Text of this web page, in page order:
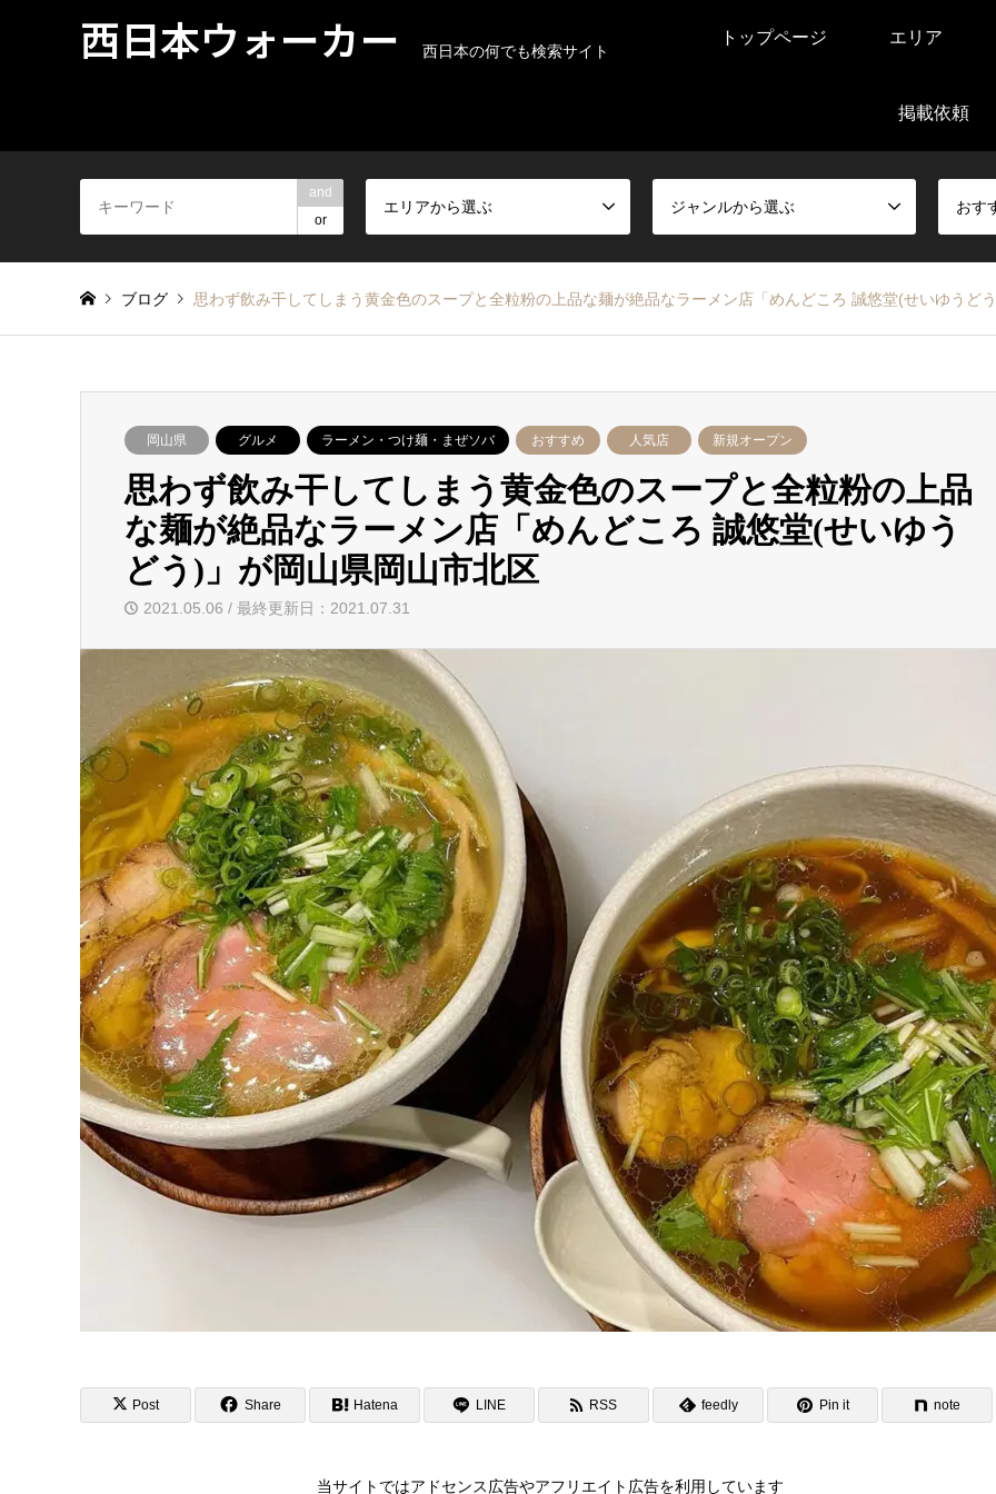
西日本ウォーカー 西日本の何でも検索サイト
トップページ エリア
掲載依頼
and
or
エリアから選ぶ ジャンルから選ぶ おす
ブログ 思わず飲み干してしまう黄金色のスープと全粒粉の上品な麺が絶品なラーメン店「めんどころ 誠悠堂(せいゆうど
岡山県 グルメ ラーメン・つけ麺・まぜソバ おすすめ 人気店 新規オープン
思わず飲み干してしまう黄金色のスープと全粒粉の上品
な麺が絶品なラーメン店「めんどころ 誠悠堂(せいゆう
どう)」が岡山県岡山市北区
2021.05.06 / 最終更新日：2021.07.31
Post Share Hatena LINE RSS feedly Pin it note
当サイトではアドセンス広告やアフリエイト広告を利用しています